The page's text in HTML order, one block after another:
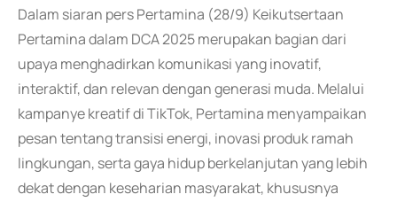
Dalam siaran pers Pertamina (28/9) Keikutsertaan
Pertamina dalam DCA 2025 merupakan bagian dari
upaya menghadirkan komunikasi yang inovatif,
interaktif, dan relevan dengan generasi muda. Melalui
kampanye kreatif di TikTok, Pertamina menyampaikan
pesan tentang transisi energi, inovasi produk ramah
lingkungan, serta gaya hidup berkelanjutan yang lebih
dekat dengan keseharian masyarakat, khususnya